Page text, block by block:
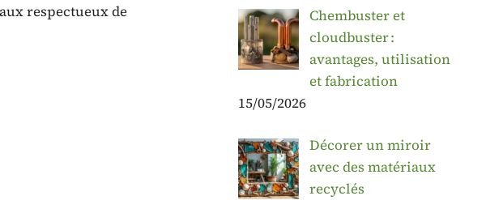
respectueux de
Chembuster et
cloudbuster :
avantages, utilisation
et fabrication
15/05/2026
Décorer un miroir
avec des matériaux
recyclés